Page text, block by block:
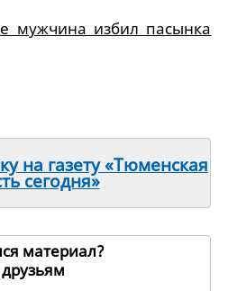
мужчина избил пасынка
на газету «Тюменская
сегодня»
материал?